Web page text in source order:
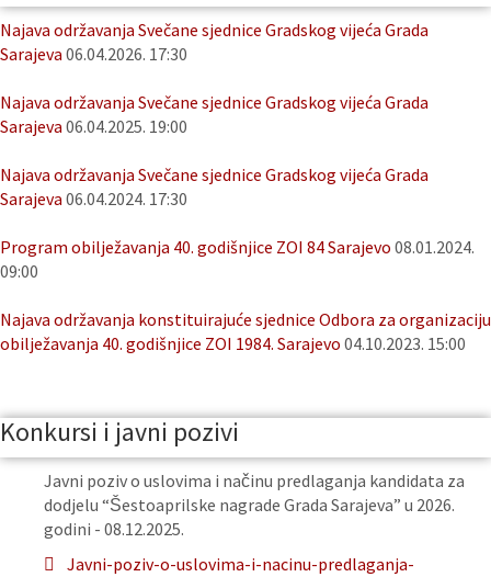
Najava održavanja Svečane sjednice Gradskog vijeća Grada
Sarajeva 06.04.2026. 17:30
Najava održavanja Svečane sjednice Gradskog vijeća Grada
Sarajeva 06.04.2025. 19:00
Najava održavanja Svečane sjednice Gradskog vijeća Grada
Sarajeva 06.04.2024. 17:30
Program obilježavanja 40. godišnjice ZOI 84 Sarajevo 08.01.2024.
09:00
Najava održavanja konstituirajuće sjednice Odbora za organizaciju
obilježavanja 40. godišnjice ZOI 1984. Sarajevo 04.10.2023. 15:00
Konkursi i javni pozivi
Javni poziv o uslovima i načinu predlaganja kandidata za
dodjelu “Šestoaprilske nagrade Grada Sarajeva” u 2026.
godini - 08.12.2025.
Javni-poziv-o-uslovima-i-nacinu-predlaganja-